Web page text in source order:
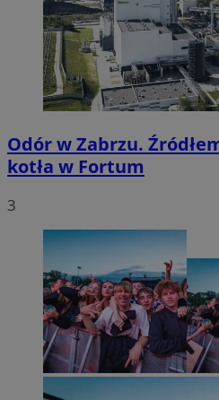
Odór w Zabrzu.
kotła w Fortum
3